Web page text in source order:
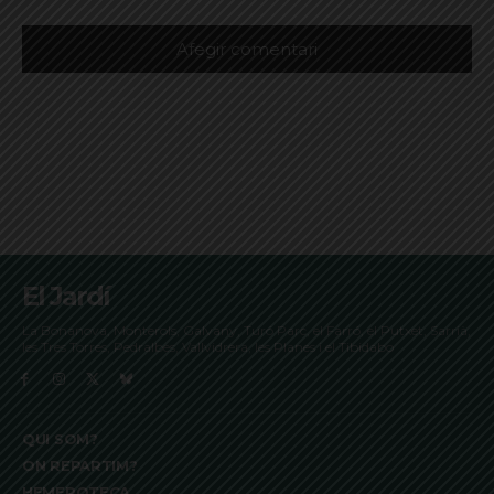
El Jardí
La Bonanova, Monterols, Galvany, Turó Parc, el Farró, el Putxet, Sarrià,
les Tres Torres, Pedralbes, Vallvidrera, les Planes i el Tibidabo
QUI SOM?
ON REPARTIM?